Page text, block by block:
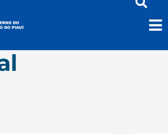
de Identidade